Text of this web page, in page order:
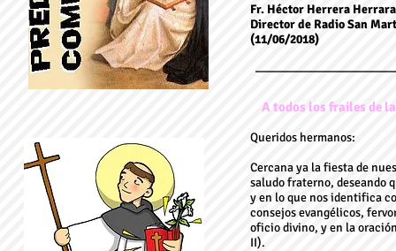
Fr. Héctor Herrera
Director de Radio San
(11/06/2018)
A todos los frailes de
Queridos hermanos:
Cercana ya la fiesta de
saludo fraterno, deseando
y en lo que nos identifica
consejos evangélicos,
oficio divino, y en la
II).